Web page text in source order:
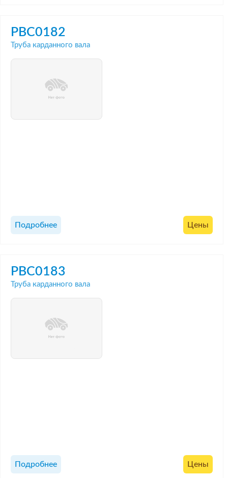
PBC0182
Труба карданного вала
Подробнее Цены
PBC0183
Труба карданного вала
Подробнее Цены